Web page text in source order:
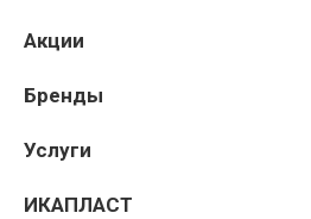
Акции
Бренды
Услуги
ИКАПЛАСТ